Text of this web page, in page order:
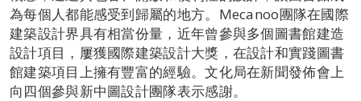
為每個人都能感受到歸屬的地方。Mecanoo團隊在國際
建築設計界具有相當份量，近年曾參與多個圖書館建造
設計項目，屢獲國際建築設計大獎，在設計和實踐圖書
館建築項目上擁有豐富的經驗。文化局在新聞發佈會上
向四個參與新中圖設計團隊表示感謝。